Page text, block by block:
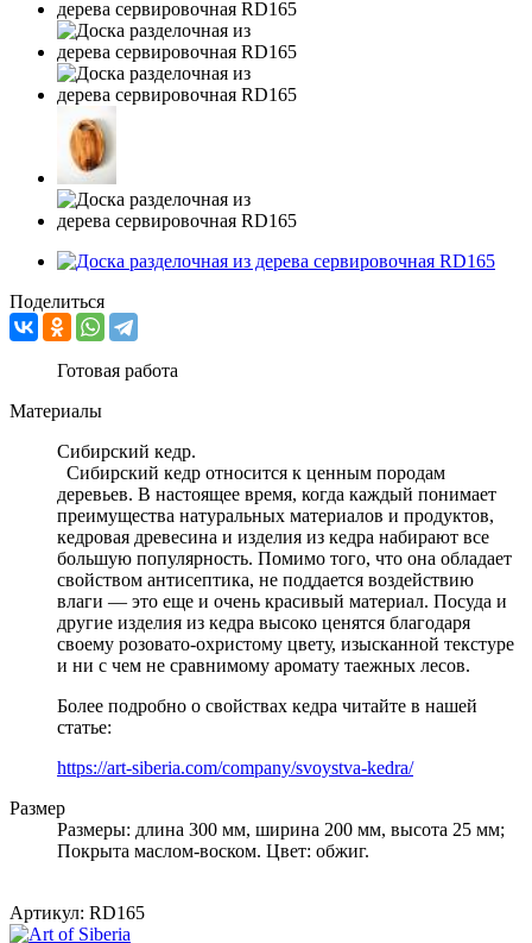
Поделиться
Готовая работа
Материалы
Сибирский кедр.
Сибирский кедр относится к ценным породам
деревьев. В настоящее время, когда каждый понимает
преимущества натуральных материалов и продуктов,
кедровая древесина и изделия из кедра набирают все
большую популярность. Помимо того, что она обладает
свойством антисептика, не поддается воздействию
влаги — это еще и очень красивый материал. Посуда и
другие изделия из кедра высоко ценятся благодаря
своему розовато-охристому цвету, изысканной текстуре
и ни с чем не сравнимому аромату таежных лесов.
Более подробно о свойствах кедра читайте в нашей
статье:
https://art-siberia.com/company/svoystva-kedra/
Размер
Размеры: длина 300 мм, ширина 200 мм, высота 25 мм;
Покрыта маслом-воском. Цвет: обжиг.
Артикул: RD165